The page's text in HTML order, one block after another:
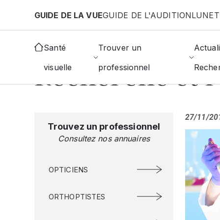
GUIDE DE LA VUEGUIDE DE L'AUDITION
Santé
visuelle
Trouver un
professionnel
#Santé
Recherche et
Trouvez un professionnel
Consultez nos annuaires
OPTICIENS
ORTHOPTISTES
27/11/